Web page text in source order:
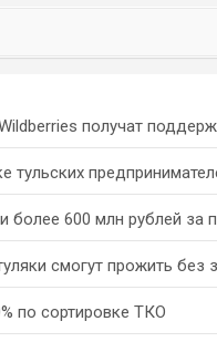
получат
тульских
более 600 млн рублей за
смогут прожить без
по сортировке ТКО